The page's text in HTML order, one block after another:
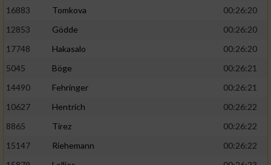
16883
Tomkova
00:26:20
12853
Gödde
00:26:20
17748
Hakasalo
00:26:20
5045
Böge
00:26:21
14490
Fehringer
00:26:21
10627
Hentrich
00:26:22
8865
Tirez
00:26:22
15147
Riehemann
00:26:22